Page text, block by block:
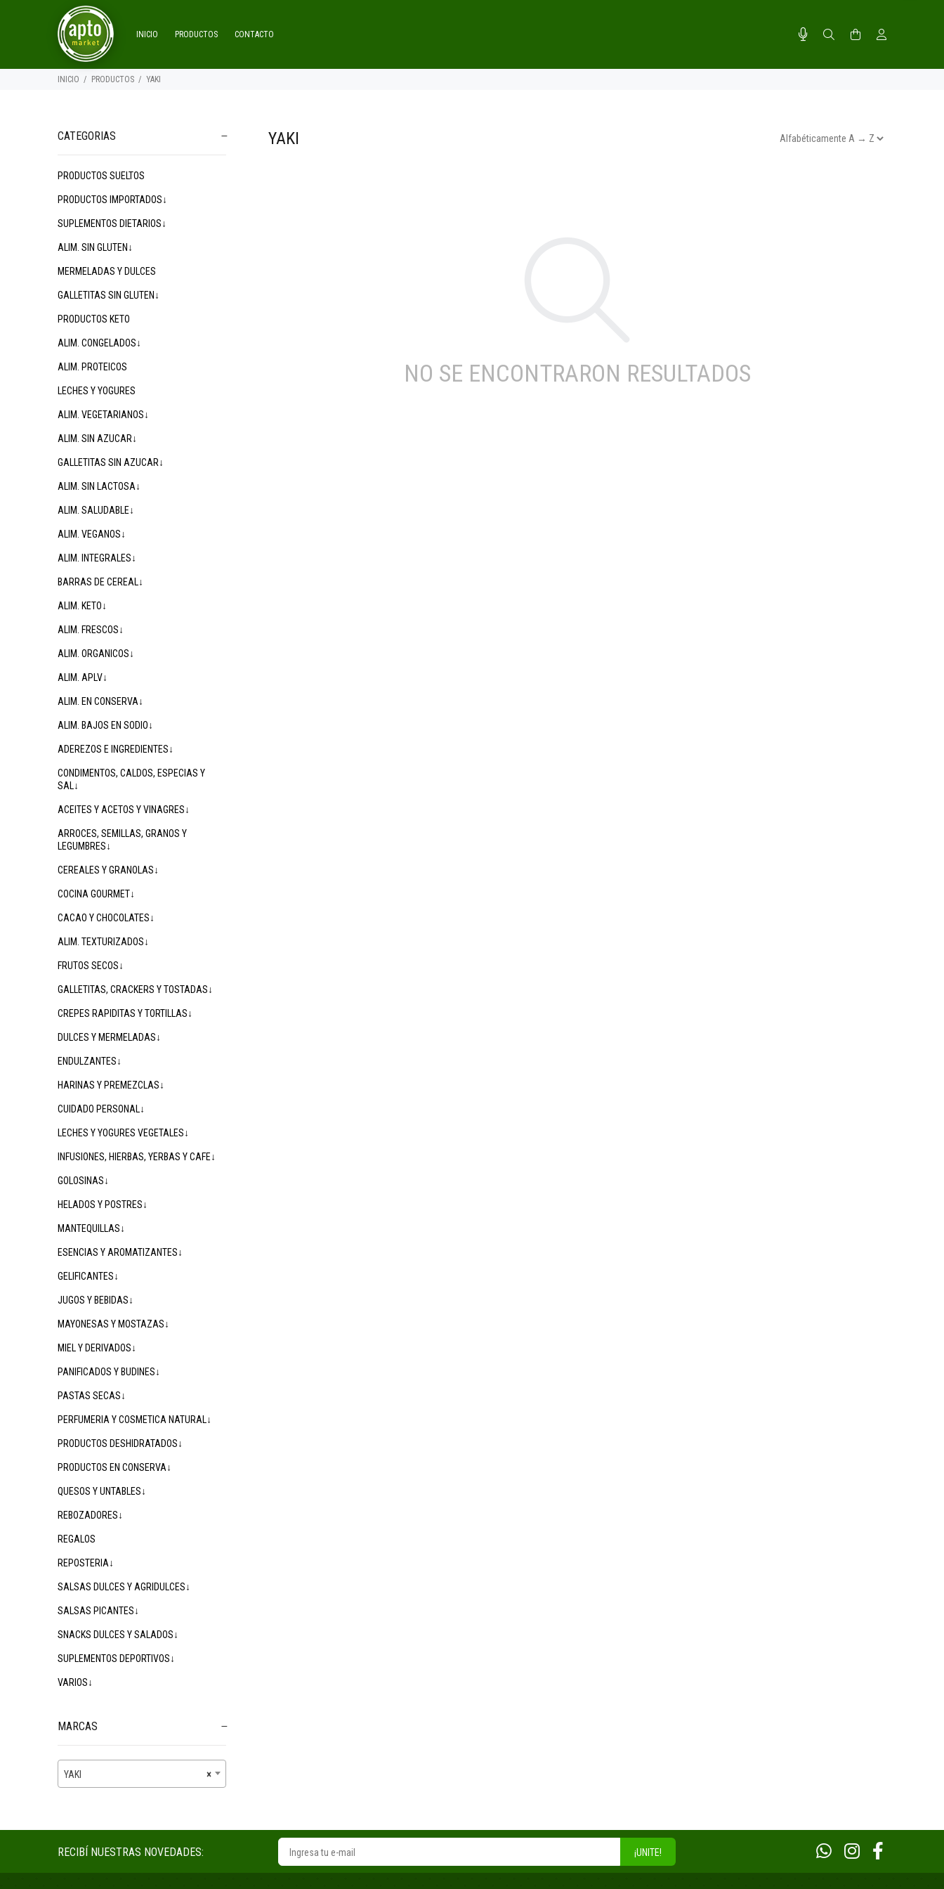
INICIO PRODUCTOS CONTACTO
INICIO PRODUCTOS YAKI
CATEGORIAS
PRODUCTOS SUELTOS
PRODUCTOS IMPORTADOS↓
SUPLEMENTOS DIETARIOS↓
ALIM. SIN GLUTEN↓
MERMELADAS Y DULCES
GALLETITAS SIN GLUTEN↓
PRODUCTOS KETO
ALIM. CONGELADOS↓
ALIM. PROTEICOS
LECHES Y YOGURES
ALIM. VEGETARIANOS↓
ALIM. SIN AZUCAR↓
GALLETITAS SIN AZUCAR↓
ALIM. SIN LACTOSA↓
ALIM. SALUDABLE↓
ALIM. VEGANOS↓
ALIM. INTEGRALES↓
BARRAS DE CEREAL↓
ALIM. KETO↓
ALIM. FRESCOS↓
ALIM. ORGANICOS↓
ALIM. APLV↓
ALIM. EN CONSERVA↓
ALIM. BAJOS EN SODIO↓
ADEREZOS E INGREDIENTES↓
CONDIMENTOS, CALDOS, ESPECIAS Y
SAL↓
ACEITES Y ACETOS Y VINAGRES↓
ARROCES, SEMILLAS, GRANOS Y
LEGUMBRES↓
CEREALES Y GRANOLAS↓
COCINA GOURMET↓
CACAO Y CHOCOLATES↓
ALIM. TEXTURIZADOS↓
FRUTOS SECOS↓
GALLETITAS, CRACKERS Y TOSTADAS↓
CREPES RAPIDITAS Y TORTILLAS↓
DULCES Y MERMELADAS↓
ENDULZANTES↓
HARINAS Y PREMEZCLAS↓
CUIDADO PERSONAL↓
LECHES Y YOGURES VEGETALES↓
INFUSIONES, HIERBAS, YERBAS Y CAFE↓
GOLOSINAS↓
HELADOS Y POSTRES↓
MANTEQUILLAS↓
ESENCIAS Y AROMATIZANTES↓
GELIFICANTES↓
JUGOS Y BEBIDAS↓
MAYONESAS Y MOSTAZAS↓
MIEL Y DERIVADOS↓
PANIFICADOS Y BUDINES↓
PASTAS SECAS↓
PERFUMERIA Y COSMETICA NATURAL↓
PRODUCTOS DESHIDRATADOS↓
PRODUCTOS EN CONSERVA↓
QUESOS Y UNTABLES↓
REBOZADORES↓
REGALOS
REPOSTERIA↓
SALSAS DULCES Y AGRIDULCES↓
SALSAS PICANTES↓
SNACKS DULCES Y SALADOS↓
SUPLEMENTOS DEPORTIVOS↓
VARIOS↓
MARCAS
×
YAKI
YAKI
NO SE ENCONTRARON RESULTADOS
RECIBÍ NUESTRAS NOVEDADES: ¡UNITE!